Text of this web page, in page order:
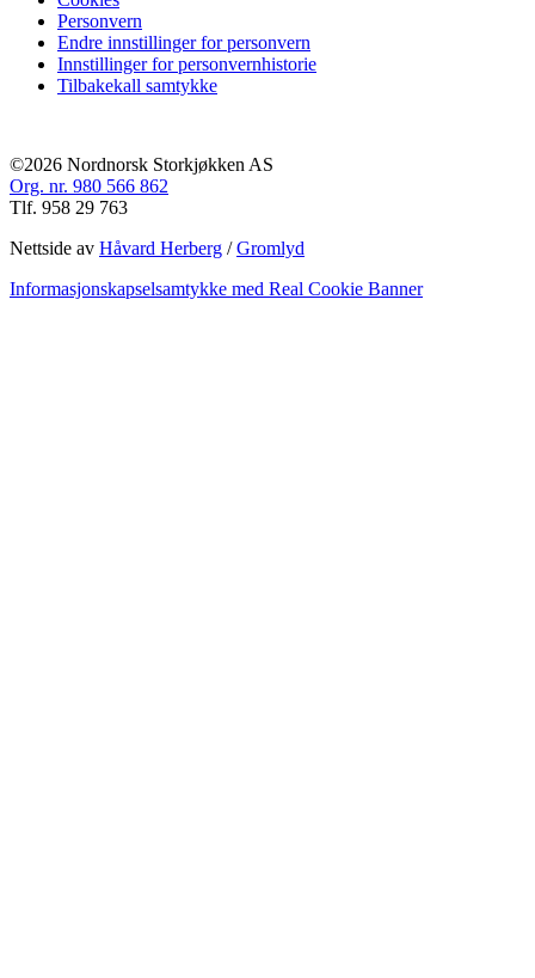
Personvern
Endre innstillinger for personvern
Innstillinger for personvernhistorie
Tilbakekall samtykke
©2026 Nordnorsk Storkjøkken AS
Org. nr. 980 566 862
Tlf. 958 29 763
Nettside av Håvard Herberg /Gromlyd
Informasjonskapselsamtykke med Real Cookie Banner